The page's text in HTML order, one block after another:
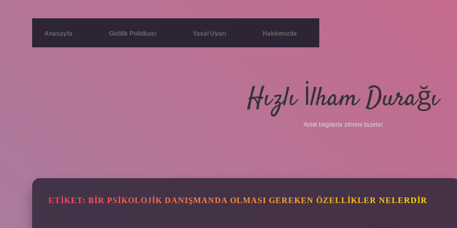
Anasayfa Gizlilik Politikası Yasal Uyarı Hakkımızda
Hızlı İlham Durağı
Anlık bilgilerle zihnini tazele!
ETIKET: BIR PSIKOLOJIK DANIŞMANDA OLMASI GEREKEN ÖZELLIKLER NELERDIR